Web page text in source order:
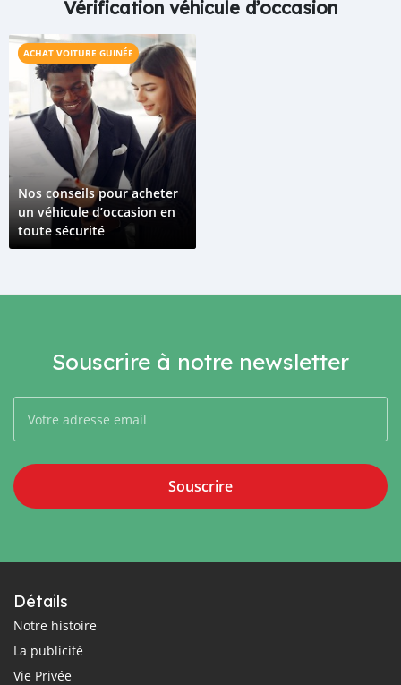
Vérification véhicule d’occasion
ACHAT VOITURE GUINÉE
Nos conseils pour acheter
un véhicule d’occasion en
toute sécurité
Souscrire à notre newsletter
Souscrire
Détails
Notre histoire
La publicité
Vie Privée